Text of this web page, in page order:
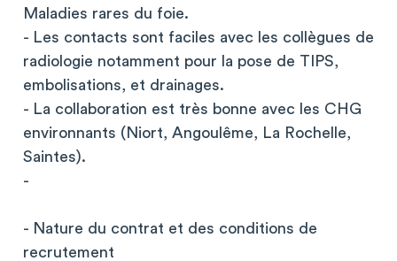
Maladies rares du foie.
- Les contacts sont faciles avec les collègues de
radiologie notamment pour la pose de TIPS,
embolisations, et drainages.
- La collaboration est très bonne avec les CHG
environnants (Niort, Angoulême, La Rochelle,
Saintes).
-
- Nature du contrat et des conditions de
recrutement